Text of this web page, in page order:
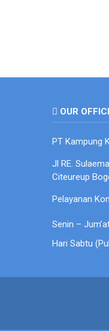
OUR
PT Kampung
Jl RE.
Citeureup
Pelayanan
Senin –
Hari Sabtu